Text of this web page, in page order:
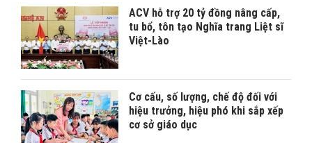
ACV hỗ trợ 20 tỷ đồng nâng cấp,
tu bổ, tôn tạo Nghĩa trang Liệt sĩ
Việt-Lào
Cơ cấu, số lượng, chế độ đối với
hiệu trưởng, hiệu phó khi sắp xếp
cơ sở giáo dục